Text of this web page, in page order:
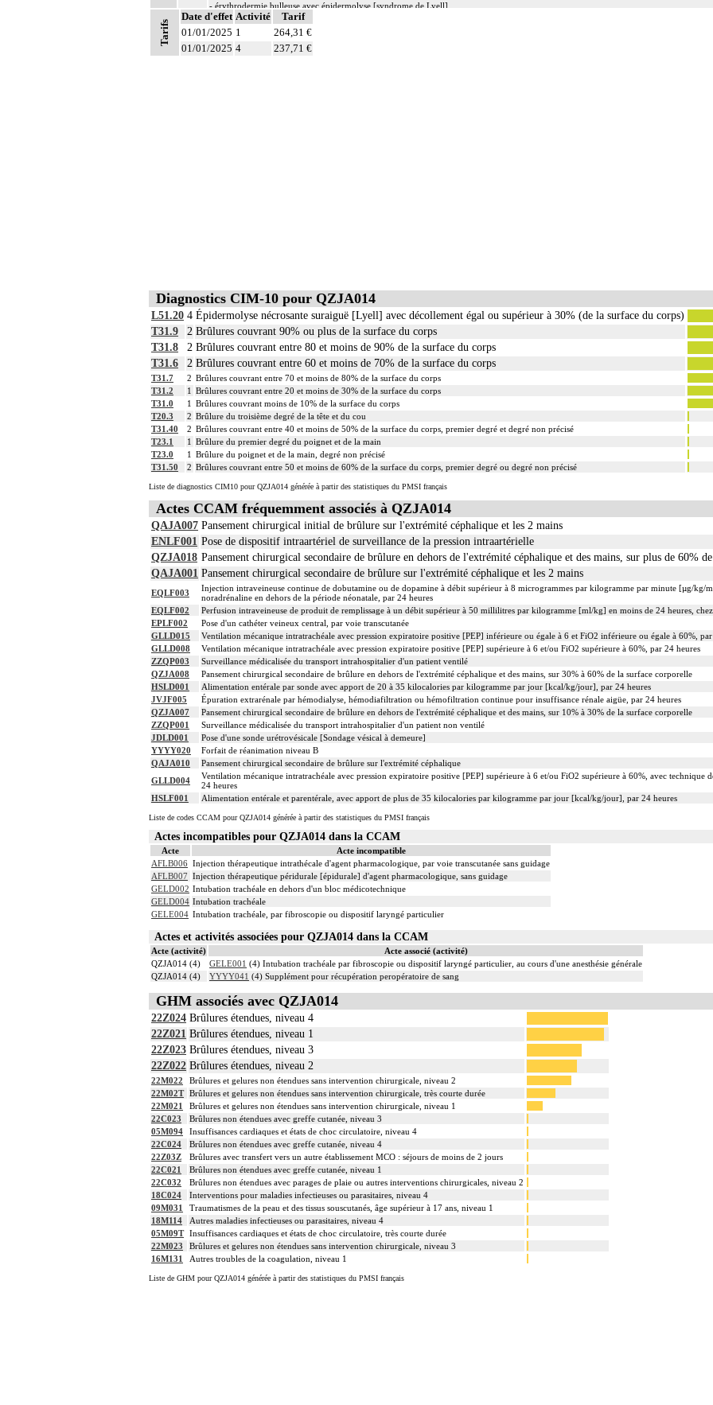
Notes
- érythrodermie bulleuse avec épidermolyse [syndrome de Lyell]
16.5
Par pansement chirurgical, on entend : pansement réalisé au bloc opératoire, sous anesthésie générale ou locorégionale.
16.5
Par extrémité céphalique, on entend : visage, cuir chevelu et cou.
En cas d'intervention pour brûlures multiples atteignant à la fois un site particulier - main, extrémité céphalique - et un autre territoire,
Tarifs
Date d'effet Activité
Tarif
01/01/2025 1
264,31 €
01/01/2025 4 237,71 €
Diagnostics CIM-10 pour QZJA014
L51.20 4 Épidermolyse nécrosante suraiguë [Lyell] avec décollement égal ou supérieur à 30% (de la surface du corps)
T31.9
2 Brûlures couvrant 90% ou plus de la surface du corps
T31.8
2 Brûlures couvrant entre 80 et moins de 90% de la surface du corps
T31.6
2 Brûlures couvrant entre 60 et moins de 70% de la surface du corps
T31.7 2 Brûlures couvrant entre 70 et moins de 80% de la surface du corps
T31.2
1 Brûlures couvrant entre 20 et moins de 30% de la surface du corps
T31.0
1 Brûlures couvrant moins de 10% de la surface du corps
T20.3
2 Brûlure du troisième degré de la tête et du cou
T31.40
2 Brûlures couvrant entre 40 et moins de 50% de la surface du corps, premier degré et degré non précisé
T23.1
1 Brûlure du premier degré du poignet et de la main
T23.0
1 Brûlure du poignet et de la main, degré non précisé
T31.50
2 Brûlures couvrant entre 50 et moins de 60% de la surface du corps, premier degré ou degré non précisé
Liste de diagnostics CIM10 pour QZJA014 générée à partir des statistiques du PMSI français
Actes CCAM fréquemment associés à QZJA014
QAJA007 Pansement chirurgical initial de brûlure sur l'extrémité céphalique et les 2 mains
ENLF001 Pose de dispositif intraartériel de surveillance de la pression intraartérielle
QZJA018 Pansement chirurgical secondaire de brûlure en dehors de l'extrémité céphalique et des mains, sur plus de 60%
QAJA001 Pansement chirurgical secondaire de brûlure sur l'extrémité céphalique et les 2 mains
EQLF003
Injection intraveineuse continue de dobutamine ou de dopamine à débit supérieur à 8 microgrammes par kilogramme par minute [µg/kg/
noradrénaline en dehors de la période néonatale, par 24 heures
EQLF002
Perfusion intraveineuse de produit de remplissage à un débit supérieur à 50 millilitres par kilogramme [ml/kg] en moins de 24 heures,
EPLF002
Pose d'un cathéter veineux central, par voie transcutanée
GLLD015
Ventilation mécanique intratrachéale avec pression expiratoire positive [PEP] inférieure ou égale à 6 et FiO2 inférieure ou égale à 60%,
GLLD008
Ventilation mécanique intratrachéale avec pression expiratoire positive [PEP] supérieure à 6 et/ou FiO2 supérieure à 60%, par 24 heures
ZZQP003
Surveillance médicalisée du transport intrahospitalier d'un patient ventilé
QZJA008
Pansement chirurgical secondaire de brûlure en dehors de l'extrémité céphalique et des mains, sur 30% à 60% de la surface corporelle
HSLD001
Alimentation entérale par sonde avec apport de 20 à 35 kilocalories par kilogramme par jour [kcal/kg/jour], par 24 heures
JVJF005
Épuration extrarénale par hémodialyse, hémodiafiltration ou hémofiltration continue pour insuffisance rénale aigüe, par 24 heures
QZJA007
Pansement chirurgical secondaire de brûlure en dehors de l'extrémité céphalique et des mains, sur 10% à 30% de la surface corporelle
ZZQP001
Surveillance médicalisée du transport intrahospitalier d'un patient non ventilé
JDLD001
Pose d'une sonde urétrovésicale [Sondage vésical à demeure]
YYYY020
Forfait de réanimation niveau B
QAJA010
Pansement chirurgical secondaire de brûlure sur l'extrémité céphalique
GLLD004
Ventilation mécanique intratrachéale avec pression expiratoire positive [PEP] supérieure à 6 et/ou FiO2 supérieure à 60%, avec technique
24 heures
HSLF001
Alimentation entérale et parentérale, avec apport de plus de 35 kilocalories par kilogramme par jour [kcal/kg/jour], par 24 heures
Liste de codes CCAM pour QZJA014 générée à partir des statistiques du PMSI français
Actes incompatibles pour QZJA014 dans la CCAM
Acte
Acte incompatible
AFLB006 Injection thérapeutique intrathécale d'agent pharmacologique, par voie transcutanée sans guidage
AFLB007 Injection thérapeutique péridurale [épidurale] d'agent pharmacologique, sans guidage
GELD002 Intubation trachéale en dehors d'un bloc médicotechnique
GELD004 Intubation trachéale
GELE004 Intubation trachéale, par fibroscopie ou dispositif laryngé particulier
Actes et activités associées pour QZJA014 dans la CCAM
Acte (activité)
Acte associé (activité)
QZJA014 (4)
GELE001 (4) Intubation trachéale par fibroscopie ou dispositif laryngé particulier, au cours d'une anesthésie générale
QZJA014 (4)
YYYY041 (4) Supplément pour récupération peropératoire de sang
GHM associés avec QZJA014
22Z024 Brûlures étendues, niveau 4
22Z021 Brûlures étendues, niveau 1
22Z023 Brûlures étendues, niveau 3
22Z022 Brûlures étendues, niveau 2
22M022
Brûlures et gelures non étendues sans intervention chirurgicale, niveau 2
22M02T Brûlures et gelures non étendues sans intervention chirurgicale, très courte durée
22M021
Brûlures et gelures non étendues sans intervention chirurgicale, niveau 1
22C023
Brûlures non étendues avec greffe cutanée, niveau 3
05M094
Insuffisances cardiaques et états de choc circulatoire, niveau 4
22C024
Brûlures non étendues avec greffe cutanée, niveau 4
22Z03Z
Brûlures avec transfert vers un autre établissement MCO : séjours de moins de 2 jours
22C021
Brûlures non étendues avec greffe cutanée, niveau 1
22C032
Brûlures non étendues avec parages de plaie ou autres interventions chirurgicales, niveau 2
18C024
Interventions pour maladies infectieuses ou parasitaires, niveau 4
09M031
Traumatismes de la peau et des tissus souscutanés, âge supérieur à 17 ans, niveau 1
18M114
Autres maladies infectieuses ou parasitaires, niveau 4
05M09T Insuffisances cardiaques et états de choc circulatoire, très courte durée
22M023
Brûlures et gelures non étendues sans intervention chirurgicale, niveau 3
16M131
Autres troubles de la coagulation, niveau 1
Liste de GHM pour QZJA014 générée à partir des statistiques du PMSI français